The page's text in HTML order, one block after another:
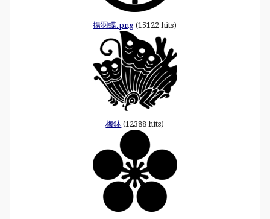
揚羽蝶.png (15122 hits)
梅鉢 (12388 hits)